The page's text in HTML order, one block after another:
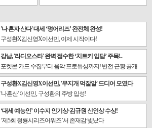
'나 혼자 산다' 대세 ‘덩어리즈’ 완전체 완성!
구성환X김신영X이선민, 이제 시작이다!
강남, '라디오스타' 완벽 접수한 ‘치트키 입담’ 주목!..
포켓몬 카드 수집부터 음악 프로듀싱까지! 반전 근황 공개
구성환X김신영X이선민, '무지개 먹잘알' 드디어 모였다
'나혼산' 이선민, 구성환의 주방 입성!
‘대세 예능인’ 이수지 인기상·김규원 신인상 수상!
‘제5회 청룡시리즈어워즈’서 존재감 빛났다